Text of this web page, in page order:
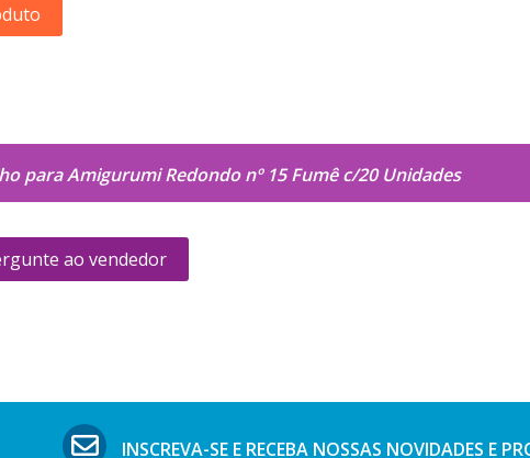
para Amigurumi Redondo nº 15 Fumê c/20 Unidades
ao vendedor
INSCREVA-SE E RECEBA NOSSAS NOVIDADES E